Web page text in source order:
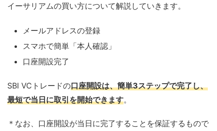
イーサリアムの買い方について解説していきます。
メールアドレスの登録
スマホで簡単「本人確認」
口座開設完了
SBI VCトレードの口座開設は、簡単3ステップで完了し、
最短で当日に取引を開始できます。
＊なお、口座開設が当日に完了することを保証するもので